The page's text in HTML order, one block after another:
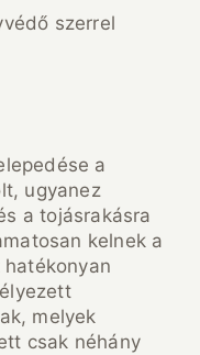
szerrel
a
ugyanez
a tojásrakásra
kelnek a
melyek
csak néhány